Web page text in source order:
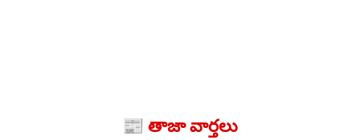
📰 తాజా వార్తలు